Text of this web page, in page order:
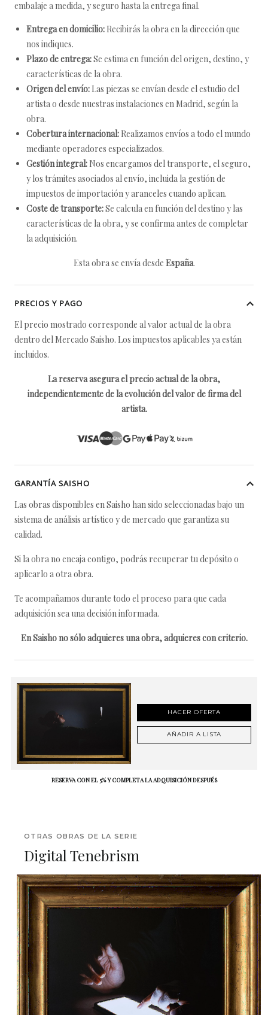
embalaje a medida, y seguro hasta la entrega final.
Entrega en domicilio: Recibirás la obra en la dirección que
nos indiques.
Plazo de entrega:Se estima en función del origen, destino, y
características de la obra.
Origen del envío: Las piezas se envían desde el estudio del
artista o desde nuestras instalaciones en Madrid, según la
obra.
Cobertura internacional: Realizamos envíos a todo el mundo
mediante operadores especializados.
Gestión integral: Nos encargamos del transporte, el seguro,
y los trámites asociados al envío, incluida la gestión de
impuestos de importación y aranceles cuando aplican.
Coste de transporte:Se calcula en función del destino y las
características de la obra, y se confirma antes de completar
la adquisición.
Esta obra se envía desde España.
PRECIOS Y PAGO
El precio mostrado corresponde al valor actual de la obra
dentro del Mercado Saisho. Los impuestos aplicables ya están
incluidos.
La reserva asegura el precio actual de la obra,
independientemente de la evolución del valor de firma del
artista.
GARANTÍA SAISHO
Las obras disponibles en Saisho han sido seleccionadas bajo un
sistema de análisis artístico y de mercado que garantiza su
calidad.
Si la obra no encaja contigo, podrás recuperar tu depósito o
aplicarlo a otra obra.
Te acompañamos durante todo el proceso para que cada
adquisición sea una decisión informada.
En Saisho no sólo adquieres una obra, adquieres con criterio.
HACER OFERTA
AÑADIR A LISTA
RESERVA CON EL 5% Y COMPLETA LA ADQUISICIÓN DESPUÉS
OTRAS OBRAS DE LA SERIE
Digital Tenebrism